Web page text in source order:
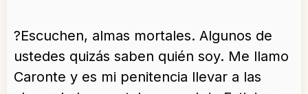
?Escuchen, almas mortales. Algunos de
ustedes quizás saben quién soy. Me llamo
Caronte y es mi penitencia llevar a las